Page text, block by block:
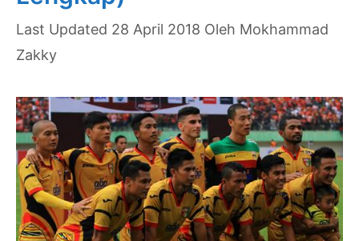
28 April 2018 Oleh Mokhammad
Zakky